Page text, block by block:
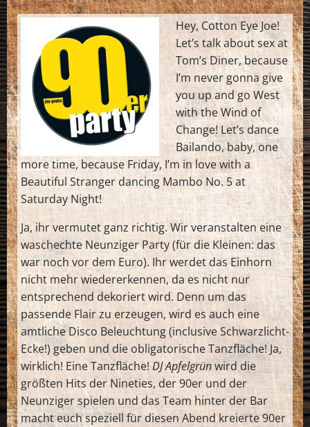
Hey, Cotton Eye Joe!
Let’s talk about sex at
Tom’s Diner, because
I’m never gonna give
you up and go West
with the Wind of
Change! Let’s dance
Bailando, baby, one
more time, because Friday, I’m in love with a
Beautiful Stranger dancing Mambo No. 5 at
Saturday Night!
Ja, ihr vermutet ganz richtig. Wir veranstalten eine
waschechte Neunziger Party (für die Kleinen: das
war noch vor dem Euro). Ihr werdet das Einhorn
nicht mehr wiedererkennen, da es nicht nur
entsprechend dekoriert wird. Denn um das
passende Flair zu erzeugen, wird es auch eine
amtliche Disco Beleuchtung (inclusive Schwarzlicht-
Ecke!) geben und die obligatorische Tanzfläche! Ja,
wirklich! Eine Tanzfläche!DJ Apfelgrünwird die
größten Hits der Nineties, der 90er und der
Neunziger spielen und das Team hinter der Bar
macht euch speziell für diesen Abend kreierte 90er